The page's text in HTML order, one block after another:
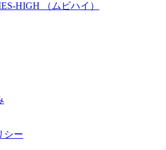
HIGH （ムビハイ）
シー